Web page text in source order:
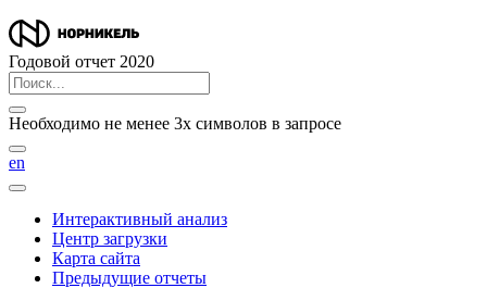
Годовой отчет 2020
Необходимо не менее 3х символов в запросе
en
Интерактивный анализ
Центр загрузки
Карта сайта
Предыдущие отчеты